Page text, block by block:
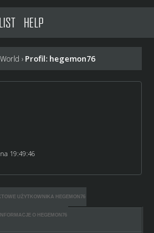
HELP
› Profil: hegemon76
19:49:46
UŻYTKOWNIKA HEGEMON76
O HEGEMON76
23